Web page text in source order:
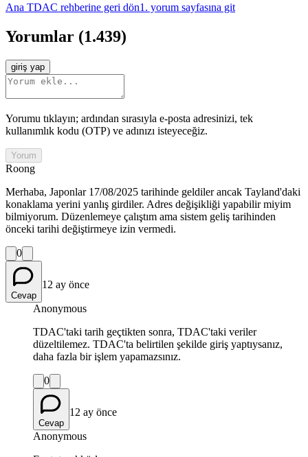
Ana TDAC rehberine geri dön1. yorum sayfasına git
Yorumlar (1.439)
giriş yap
Yorumu tıklayın; ardından sırasıyla e-posta adresinizi, tek
kullanımlık kodu (OTP) ve adınızı isteyeceğiz.
Yorum
Roong
Merhaba, Japonlar 17/08/2025 tarihinde geldiler ancak Tayland'daki
konaklama yerini yanlış girdiler. Adres değişikliği yapabilir miyim
bilmiyorum. Düzenlemeye çalıştım ama sistem geliş tarihinden
önceki tarihi değiştirmeye izin vermedi.
0
Cevap
12 ay önce
Anonymous
TDAC'taki tarih geçtikten sonra, TDAC'taki veriler
düzeltilemez. TDAC'ta belirtilen şekilde giriş yaptıysanız,
daha fazla bir işlem yapamazsınız.
0
Cevap
12 ay önce
Anonymous